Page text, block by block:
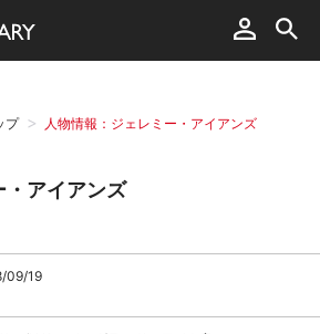
プ 人物情報：ジェレミー・アイアンズ
・アイアンズ
09/19